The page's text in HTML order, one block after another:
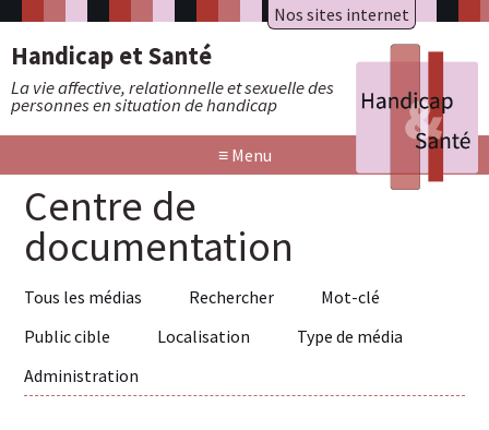
Handicap et Santé
La vie affective, relationnelle et sexuelle des
personnes en situation de handicap
Nos sites internet
A.R.A.P.H.
HAXY mental
HAXY moteur
Réseau HAXY
≡ Menu
Centre de
documentation
Tous les médias Rechercher
Mot-clé
Public cible
Localisation
Type de média
Administration